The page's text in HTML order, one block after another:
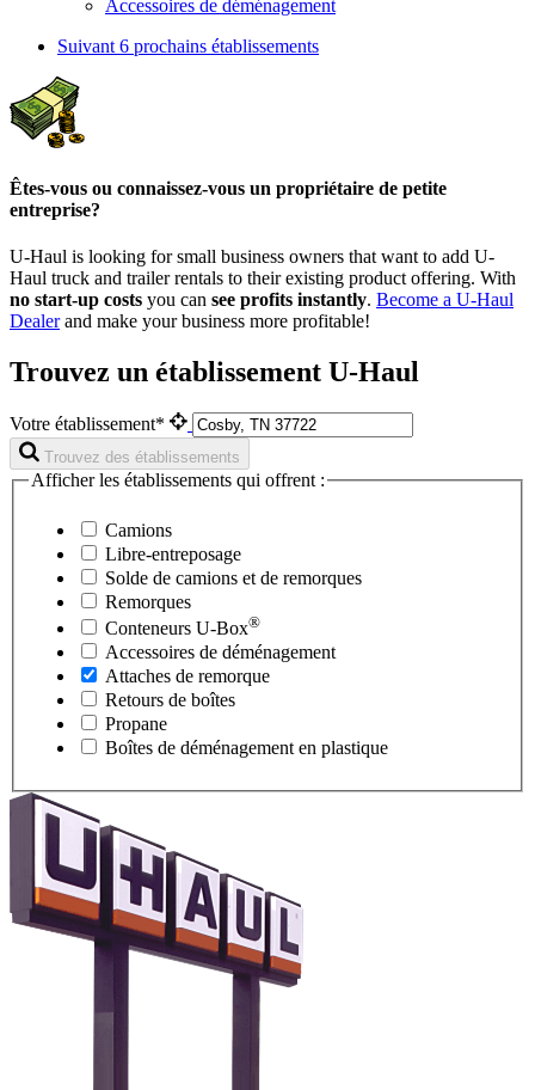
Accessoires de déménagement
Suivant 6 prochains établissements
Êtes-vous ou connaissez-vous un propriétaire de petite
entreprise?
U-Haul is looking for small business owners that want to add U-
Haul truck and trailer rentals to their existing product offering. With
no start-up costs you can see profits instantly. Become a U-Haul
Dealerand make your business more profitable!
Trouvez un établissement U-Haul
Votre établissement*
Trouvez des établissements
Afficher les établissements qui offrent :
Camions
Libre-entreposage
Solde de camions et de remorques
Remorques
Conteneurs U-Box®
Accessoires de déménagement
Attaches de remorque
Retours de boîtes
Propane
Boîtes de déménagement en plastique